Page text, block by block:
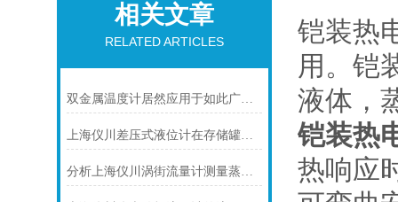
相关文章
RELATED ARTICLES
双金属温度计居然应用于如此广泛的领域
上海仪川差压式液位计在存储罐液位测量的应用
分析上海仪川涡街流量计测量蒸汽的三种方式
铠装热
用。铠
液体，
铠装热
热响应